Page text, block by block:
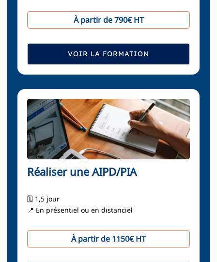
À partir de 790€ HT
VOIR LA FORMATION
Réaliser une AIPD/PIA
🗓️ 1,5 jour
📍 En présentiel ou en distanciel
À partir de 1150€ HT